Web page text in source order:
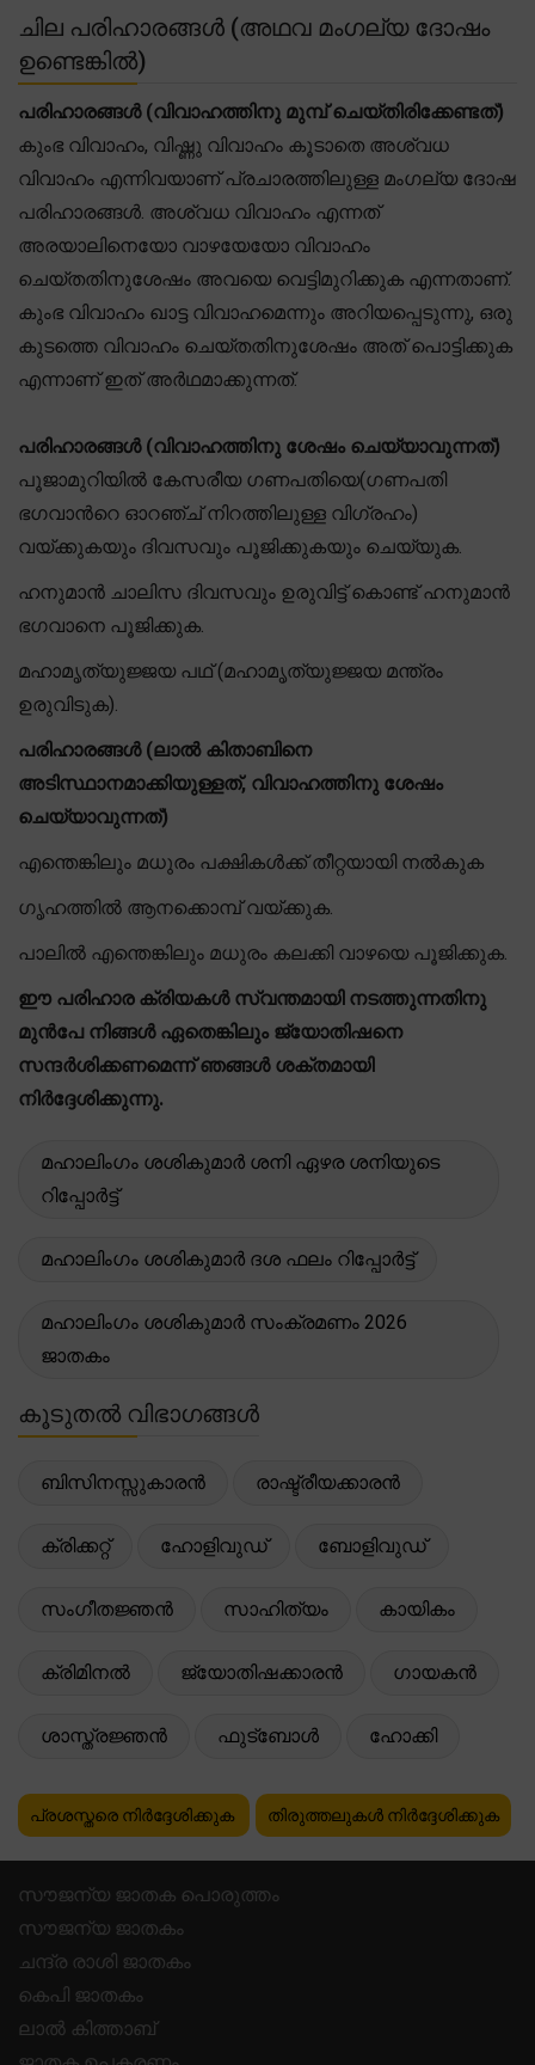
ചില പരിഹാരങ്ങൾ (അഥവ മംഗല്യ ദോഷം
ഉണ്ടെങ്കിൽ)
പരിഹാരങ്ങൾ (വിവാഹത്തിനു മുമ്പ് ചെയ്തിരിക്കേണ്ടത്)
കുംഭ വിവാഹം, വിഷ്ണു വിവാഹം കൂടാതെ അശ്വധ
വിവാഹം എന്നിവയാണ് പ്രചാരത്തിലുള്ള മംഗല്യ ദോഷ
പരിഹാരങ്ങൾ. അശ്വധ വിവാഹം എന്നത്
അരയാലിനെയോ വാഴയേയോ വിവാഹം
ചെയ്തതിനുശേഷം അവയെ വെട്ടിമുറിക്കുക എന്നതാണ്.
കുംഭ വിവാഹം ഖാട്ട വിവാഹമെന്നും അറിയപ്പെടുന്നു, ഒരു
കുടത്തെ വിവാഹം ചെയ്തതിനുശേഷം അത് പൊട്ടിക്കുക
എന്നാണ് ഇത് അർഥമാക്കുന്നത്.
പരിഹാരങ്ങൾ (വിവാഹത്തിനു ശേഷം ചെയ്യാവുന്നത്)
പൂജാമുറിയിൽ കേസരീയ ഗണപതിയെ(ഗണപതി
ഭഗവാന്‍റെ ഓറഞ്ച് നിറത്തിലുള്ള വിഗ്രഹം)
വയ്ക്കുകയും ദിവസവും പൂജിക്കുകയും ചെയ്യുക.
ഹനുമാൻ ചാലിസ ദിവസവും ഉരുവിട്ട് കൊണ്ട് ഹനുമാൻ
ഭഗവാനെ പൂജിക്കുക.
മഹാമൃത്യുജ്ജയ പഥ് (മഹാമൃത്യുജ്ജയ മന്ത്രം
ഉരുവിടുക).
പരിഹാരങ്ങൾ (ലാൽ കിതാബിനെ
അടിസ്ഥാനമാക്കിയുള്ളത്, വിവാഹത്തിനു ശേഷം
ചെയ്യാവുന്നത്)
എന്തെങ്കിലും മധുരം പക്ഷികൾക്ക് തീറ്റയായി നൽകുക
ഗൃഹത്തിൽ ആനക്കൊമ്പ് വയ്ക്കുക.
പാലിൽ എന്തെങ്കിലും മധുരം കലക്കി വാഴയെ പൂജിക്കുക.
ഈ പരിഹാര ക്രിയകൾ സ്വന്തമായി നടത്തുന്നതിനു
മുൻപേ നിങ്ങൾ ഏതെങ്കിലും ജ്യോതിഷനെ
സന്ദർശിക്കണമെന്ന് ഞങ്ങൾ ശക്തമായി
നിർദ്ദേശിക്കുന്നു.
മഹാലിംഗം ശശികുമാർ ശനി ഏഴര ശനിയുടെ
റിപ്പോർട്ട്
മഹാലിംഗം ശശികുമാർ ദശ ഫലം റിപ്പോർട്ട്
മഹാലിംഗം ശശികുമാർ സംക്രമണം 2026
ജാതകം
കൂടുതൽ വിഭാഗങ്ങൾ
ബിസിനസ്സുകാരൻ രാഷ്ട്രീയക്കാരൻ
ക്രിക്കറ്റ് ഹോളിവുഡ് ബോളിവുഡ്
സംഗീതജ്ഞൻ സാഹിത്യം കായികം
ക്രിമിനൽ ജ്യോതിഷക്കാരൻ ഗായകൻ
ശാസ്ത്രജ്ഞൻ ഫുട്ബോൾ ഹോക്കി
പ്രശസ്തരെ നിർദ്ദേശിക്കുക തിരുത്തലുകൾ നിർദ്ദേശിക്കുക
സൗജന്യ ജാതക പൊരുത്തം
സൗജന്യ ജാതകം
ചന്ദ്ര രാശി ജാതകം
കെപി ജാതകം
ലാൽ കിത്താബ്